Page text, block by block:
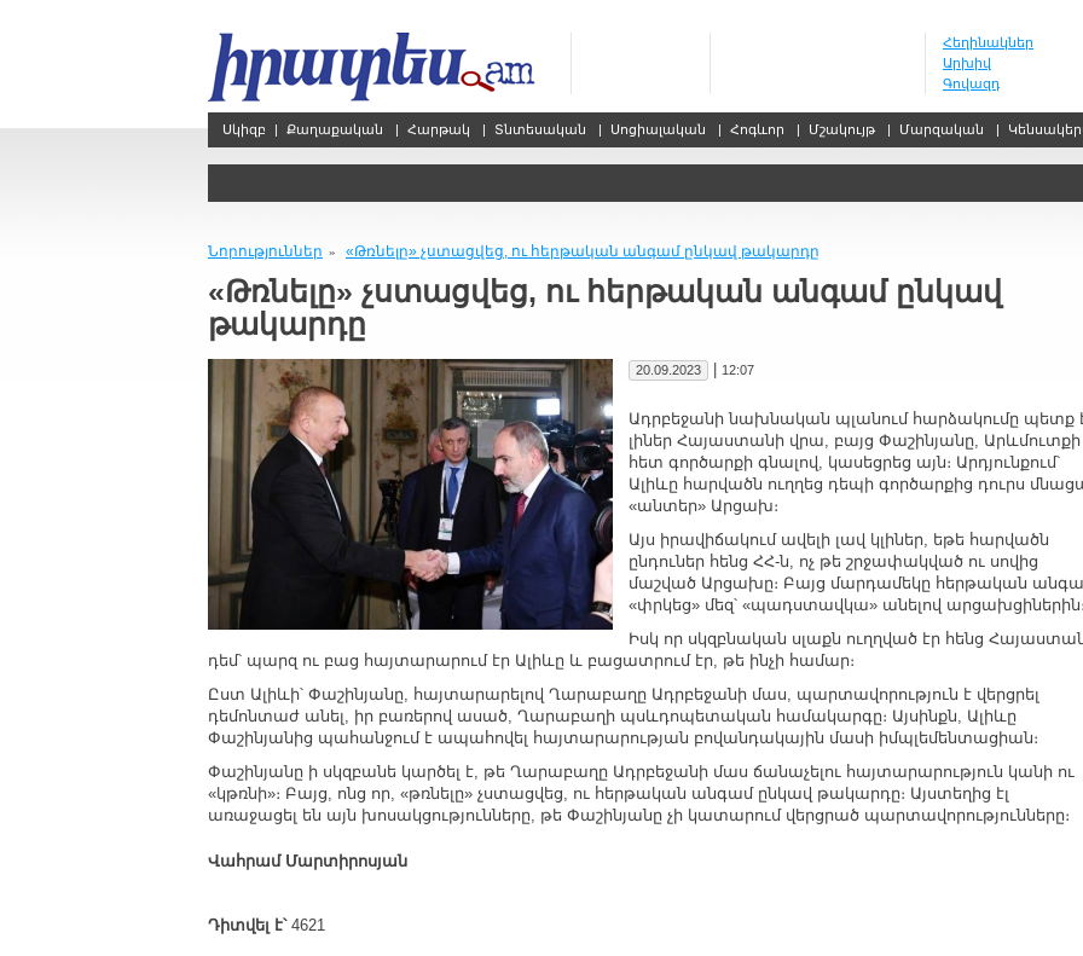
Հեղինակներ
Արխիվ
Գովազդ
Սկիզբ | Քաղաքական | Հարթակ | Տնտեսական | Սոցիալական | Հոգևոր | Մշակույթ | Մարզական |
Նորություններ » «Թռնելը» չստացվեց, ու հերթական անգամ ընկավ թակարդը
«Թռնելը» չստացվեց, ու հերթական անգամ ընկավ
թակարդը
20.09.2023 12:07
Ադրբեջանի նախնական պլանում հարձակումը պետք
լիներ Հայաստանի վրա, բայց Փաշինյանը, Արևմուտքի
հետ գործարքի գնալով, կասեցրեց այն։ Արդյունքում՝
Ալիևը հարվածն ուղղեց դեպի գործարքից դուրս
«անտեր» Արցախ։
Այս իրավիճակում ավելի լավ կլիներ, եթե հարվածն
ընդուներ հենց ՀՀ-ն, ոչ թե շրջափակված ու սովից
մաշված Արցախը։ Բայց մարդամեկը հերթական
«փրկեց» մեզ՝ «պադստավկա» անելով արցախցիներին։
Իսկ որ սկզբնական սլաքն ուղղված էր հենց
դեմ՝ պարզ ու բաց հայտարարում էր Ալիևը և բացատրում էր, թե ինչի համար։
Ըստ Ալիևի՝ Փաշինյանը, հայտարարելով Ղարաբաղը Ադրբեջանի մաս, պարտավորություն է վերցրել
դեմոնտաժ անել, իր բառերով ասած, Ղարաբաղի պսևդոպետական համակարգը։ Այսինքն, Ալիևը
Փաշինյանից պահանջում է ապահովել հայտարարության բովանդակային մասի իմպլեմենտացիան։
Փաշինյանը ի սկզբանե կարծել է, թե Ղարաբաղը Ադրբեջանի մաս ճանաչելու հայտարարություն կանի ու
«կթռնի»։ Բայց, ոնց որ, «թռնելը» չստացվեց, ու հերթական անգամ ընկավ թակարդը։ Այստեղից էլ
առաջացել են այն խոսակցությունները, թե Փաշինյանը չի կատարում վերցրած պարտավորությունները։
Վահրամ Մարտիրոսյան
Դիտվել է՝4621